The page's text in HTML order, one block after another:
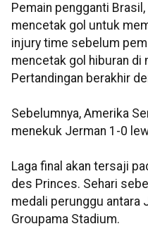
Pemain pengganti
mencetak gol untuk
injury time sebelum
mencetak gol hiburan di
Pertandingan berakhir
Sebelumnya, Amerika
menekuk Jerman 1-0
Laga final akan tersaji
des Princes. Sehari
medali perunggu antara
Groupama Stadium.